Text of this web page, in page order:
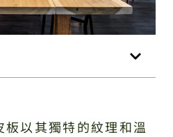
以其獨特的紋理和溫